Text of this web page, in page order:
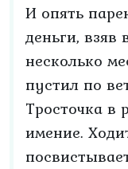
И опять
деньги,
несколько
пустил по
Тросточка в
имение.